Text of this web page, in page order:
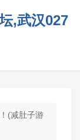
,武汉027
(减肚子游